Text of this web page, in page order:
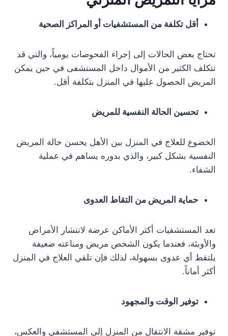
أقل تكلفة من المستشفيات أو المراكز الصحية
تحتاج بعض الحالات إلى إجراء الفحوصات يومياً، والتي قد
تتكلف الكثير من الأموال داخل المستشفى في حين يمكن
المريض الحصول عليها في المنزل بتكلفة أقل.
تحسين الحالة النفسية للمريض
الخضوع للعلاج في المنزل بين الأهل يحسن حالة المريض
النفسية بشكل كبير، والذي بدوره يساهم في عملية
الشفاء.
حماية المريض من التقاط العدوى
تعد المستشفيات أكثر الأماكن عرضة لانتشار الأمراض
والأوبئة، فعندما يكون الشخص مريض ومناعته ضعيفة
يلتقط أي عدوى بسهولة، لذلك فإن تلقي العلاج في المنزل
أكثر أماناً.
توفير الوقت والمجهود
توفير مشقة الانتقال من المنزل إلى المستشفى والعكس،